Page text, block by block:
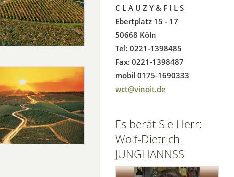
C L A U Z Y & F I L S
Ebertplatz 15 - 17
50668 Köln
Tel: 0221-1398485
Fax: 0221-1398487
mobil 0175-1690333
wct@vinoit.de
Es berät Sie Herr:
Wolf-Dietrich
JUNGHANNSS